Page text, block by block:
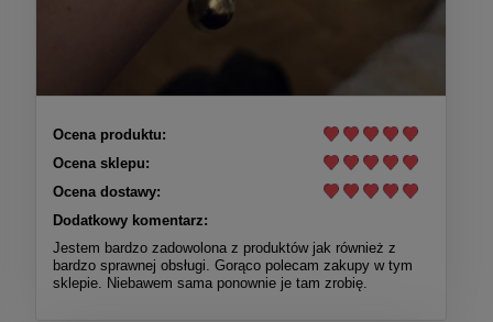
Ocena produktu:
Ocena sklepu:
Ocena dostawy:
Dodatkowy komentarz:
Jestem bardzo zadowolona z produktów jak również z
bardzo sprawnej obsługi. Gorąco polecam zakupy w tym
sklepie. Niebawem sama ponownie je tam zrobię.